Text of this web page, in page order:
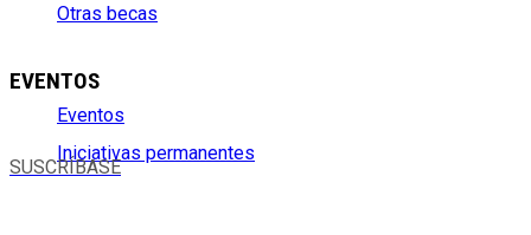
Otras becas
EVENTOS
Eventos
Iniciativas permanentes
SUSCRÍBASE